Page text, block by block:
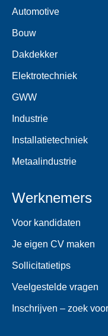
Automotive
Bouw
Dakdekker
Elektrotechniek
GWW
Industrie
Installatietechniek
Metaalindustrie
Werknemers
Voor kandidaten
Je eigen CV maken
Sollicitatietips
Veelgestelde vragen
Inschrijven – zoek